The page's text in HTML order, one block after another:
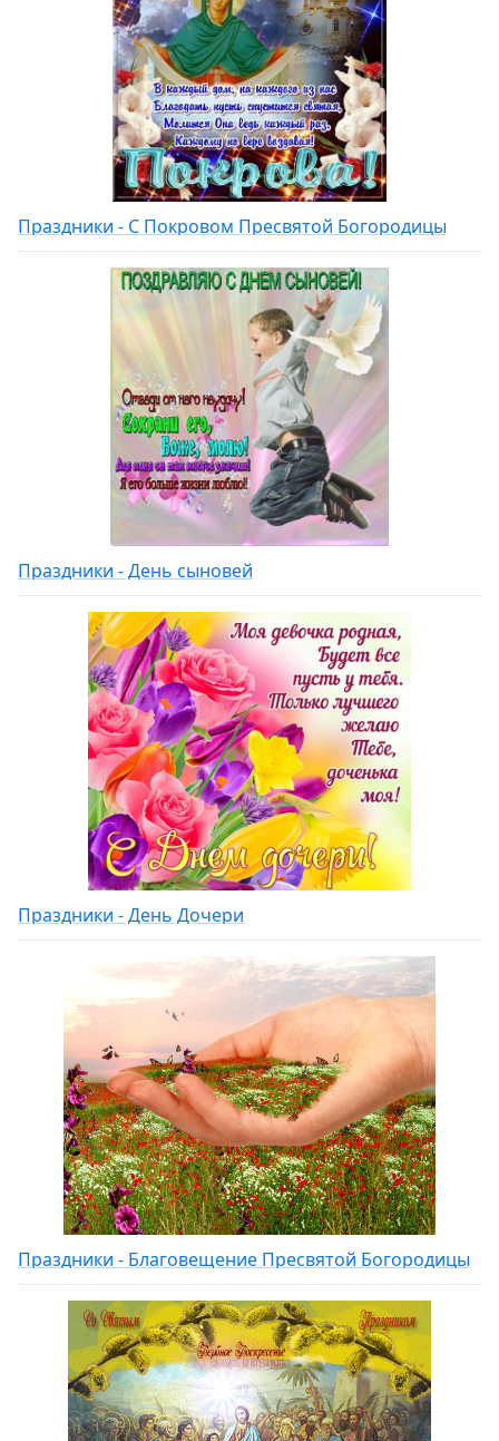
Праздники - С Покровом Пресвятой Богородицы
Праздники - День сыновей
Праздники - День Дочери
Праздники - Благовещение Пресвятой Богородицы